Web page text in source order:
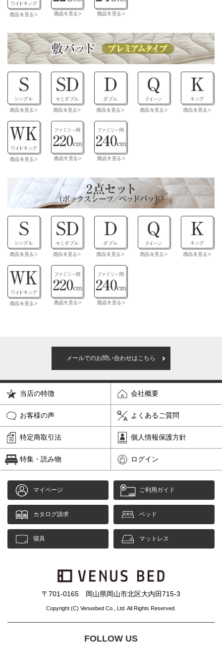
メールでのお問い合わせはこちら
当店の特徴 会社概要
お客様の声 よくあるご質問
特定商取引法 個人情報保護方針
特集・読み物 ログイン
マイページ ご利用ガイド
カタログ請求 ベッド
寝具 マットレス
〒701-0165 岡山県岡山市北区大内田715-3
Copyright (C) Venusbed Co., Ltd. All Rights Reserved.
FOLLOW US